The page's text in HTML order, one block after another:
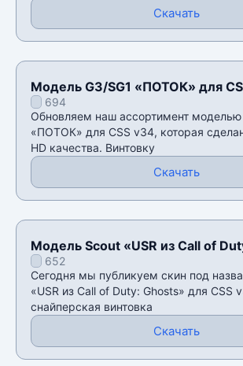
Скачать
Модель G3/SG1 «ПОТОК» для
694
Обновляем наш ассортимент моделью
«ПОТОК» для CSS v34, которая
HD качества. Винтовку
Скачать
Модель Scout «USR из Call of
для CSS v34
652
Сегодня мы публикуем скин под
«USR из Call of Duty: Ghosts» для CSS
снайперская винтовка
Скачать